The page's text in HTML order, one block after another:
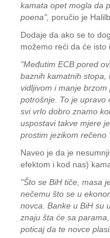
kamata opet mogla da
poena", poručio je
Dodaje da ako se to
možemo reći da će isto
"Međutim ECB pored
baznih kamatnih
vidljivom i manje
potrošnje. To je upravo
svi vrlo dobro znamo
uspostavi takve mjere
prostim jezikom rečeno
Naveo je da je
efektom i kod nas)
"Što se BiH tiče, masa
nečemu što se u
novca. Banke u BiH su
znaju šta će sa
poticaj da te novce